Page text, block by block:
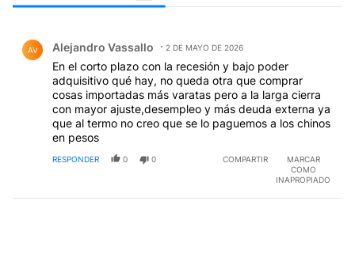
AV Alejandro Vassallo 2 DE MAYO DE 2026
En el corto plazo con la recesión y bajo poder
adquisitivo qué hay, no queda otra que comprar
cosas importadas más varatas pero a la larga cierra
con mayor ajuste,desempleo y más deuda externa ya
que al termo no creo que se lo paguemos a los chinos
en pesos
RESPONDER 0 0 COMPARTIR
MARCAR
COMO
INAPROPIADO